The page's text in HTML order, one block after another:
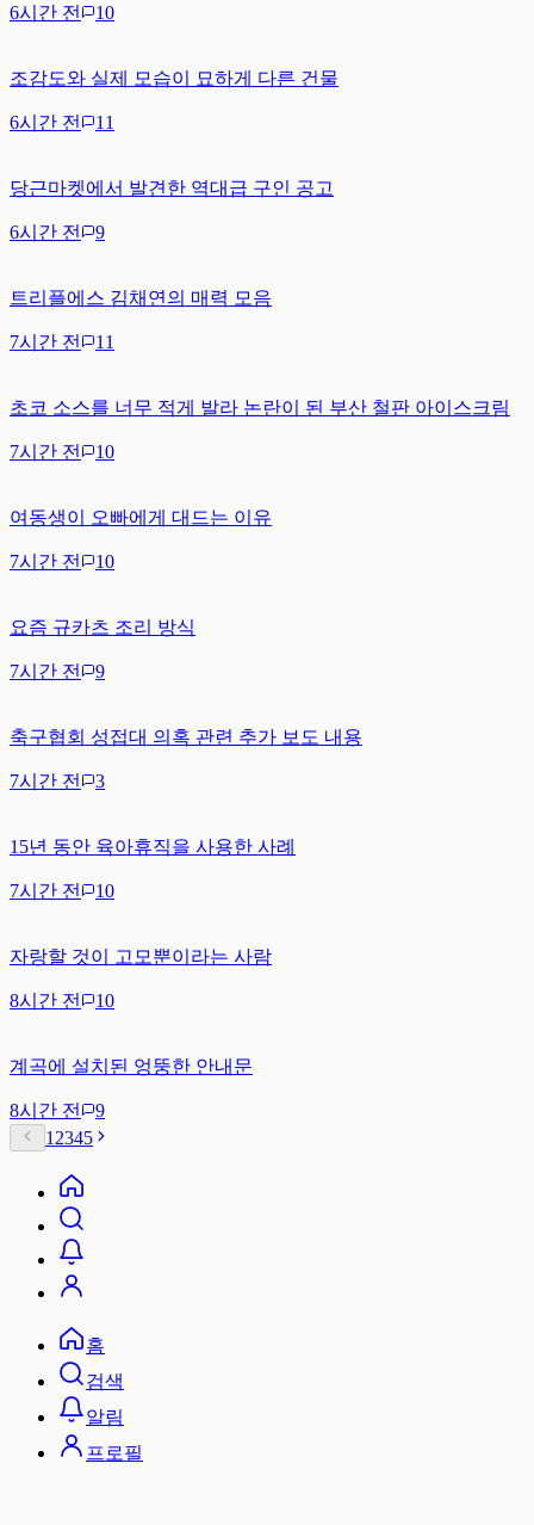
6시간 전 10
조감도와 실제 모습이 묘하게 다른 건물
6시간 전 11
당근마켓에서 발견한 역대급 구인 공고
6시간 전 9
트리플에스 김채연의 매력 모음
7시간 전 11
초코 소스를 너무 적게 발라 논란이 된 부산 철판 아이스크림
7시간 전 10
여동생이 오빠에게 대드는 이유
7시간 전 10
요즘 규카츠 조리 방식
7시간 전 9
축구협회 성접대 의혹 관련 추가 보도 내용
7시간 전 3
15년 동안 육아휴직을 사용한 사례
7시간 전 10
자랑할 것이 고모뿐이라는 사람
8시간 전 10
계곡에 설치된 엉뚱한 안내문
8시간 전
9
1 2345
홈
검색
알림
프로필